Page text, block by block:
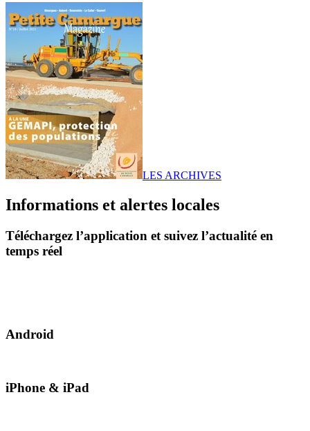
LES ARCHIVES
Informations et alertes locales
Téléchargez l’application et suivez l’actualité en
temps réel
Android
iPhone & iPad